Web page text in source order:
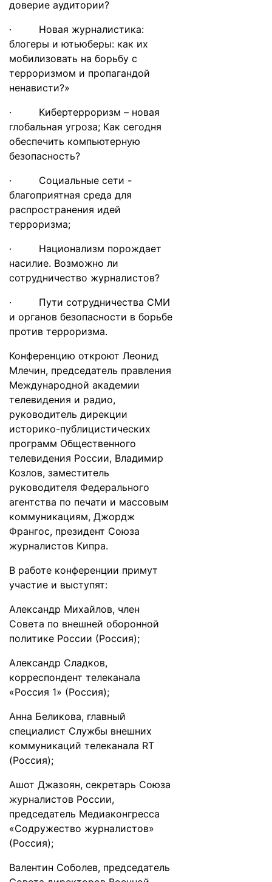
доверие аудитории?
· Новая журналистика:
блогеры и ютьюберы: как их
мобилизовать на борьбу с
терроризмом и пропагандой
ненависти?»
· Кибертерроризм – новая
глобальная угроза; Как сегодня
обеспечить компьютерную
безопасность?
· Социальные сети -
благоприятная среда для
распространения идей
терроризма;
· Национализм порождает
насилие. Возможно ли
сотрудничество журналистов?
· Пути сотрудничества СМИ
и органов безопасности в борьбе
против терроризма.
Конференцию откроют Леонид
Млечин, председатель правления
Международной академии
телевидения и радио,
руководитель дирекции
историко-публицистических
программ Общественного
телевидения России, Владимир
Козлов, заместитель
руководителя Федерального
агентства по печати и массовым
коммуникациям, Джордж
Франгос, президент Союза
журналистов Кипра.
В работе конференции примут
участие и выступят:
Александр Михайлов, член
Совета по внешней оборонной
политике России (Россия);
Александр Сладков,
корреспондент телеканала
«Россия 1» (Россия);
Анна Беликова, главный
специалист Службы внешних
коммуникаций телеканала RT
(Россия);
Ашот Джазоян, секретарь Союза
журналистов России,
председатель Медиаконгресса
«Содружество журналистов»
(Россия);
Валентин Соболев, председатель